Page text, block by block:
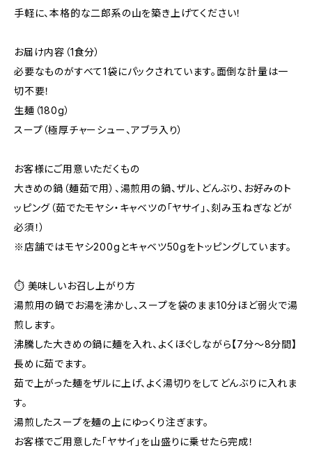
手軽に、本格的な二郎系の山を築き上げてください！
お届け内容（1食分）
必要なものがすべて1袋にパックされています。面倒な計量は一
切不要！
生麺（180g）
スープ（極厚チャーシュー、アブラ入り）
お客様にご用意いただくもの
大きめの鍋（麺茹で用）、湯煎用の鍋、ザル、どんぶり、お好みのト
ッピング（茹でたモヤシ・キャベツの「ヤサイ」、刻み玉ねぎなどが
必須！）
※店舗ではモヤシ200gとキャベツ50gをトッピングしています。
⏱️ 美味しいお召し上がり方
湯煎用の鍋でお湯を沸かし、スープを袋のまま10分ほど弱火で湯
煎します。
沸騰した大きめの鍋に麺を入れ、よくほぐしながら【7分〜8分間】
長めに茹でます。
茹で上がった麺をザルに上げ、よく湯切りをしてどんぶりに入れま
す。
湯煎したスープを麺の上にゆっくり注ぎます。
お客様でご用意した「ヤサイ」を山盛りに乗せたら完成！